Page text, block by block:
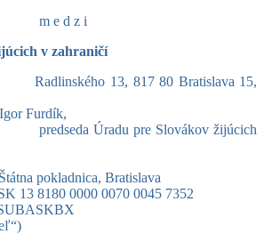
medzi
v zahraničí
13, 817 80 Bratislava 15,
Furdík,
pre Slovákov žijúcich
pokladnica, Bratislava
0000 0070 0045 7352